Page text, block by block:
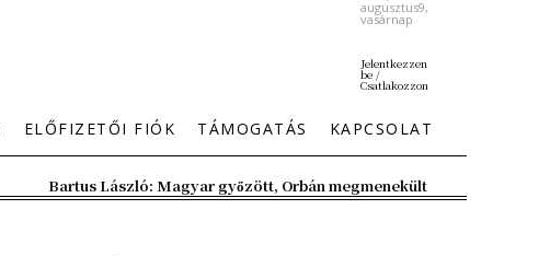
augusztus9,
vasárnap
Jelentkezzen
be /
Csatlakozzon
ELŐFIZETŐI FIÓK TÁMOGATÁS KAPCSOLAT
Bartus László: Magyar győzött, Orbán megmenekült